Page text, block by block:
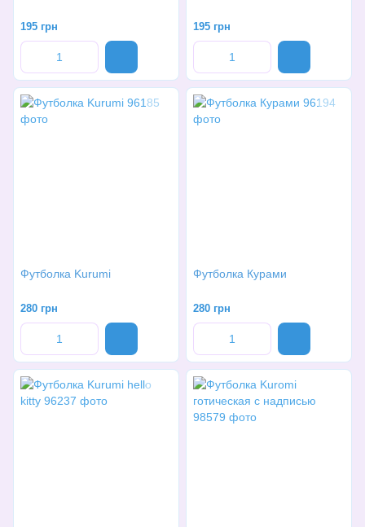
195 грн 195 грн
Футболка Kurumi
280 грн
Футболка Курами
280 грн